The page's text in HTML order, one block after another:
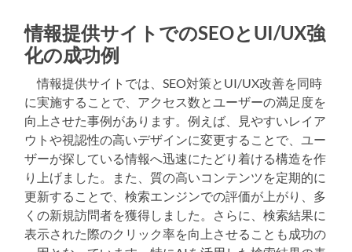
情報提供サイトでのSEOとUI/UX強
化の成功例
情報提供サイトでは、SEO対策とUI/UX改善を同時
に実施することで、アクセス数とユーザーの満足度を
向上させた事例があります。例えば、見やすいレイア
ウトや視認性の高いデザインに変更することで、ユー
ザーが探している情報へ迅速にたどり着ける構造を作
り上げました。また、質の高いコンテンツを定期的に
更新することで、検索エンジンでの評価が上がり、多
くの新規訪問者を獲得しました。さらに、検索結果に
表示された際のクリック率を向上させることも成功の